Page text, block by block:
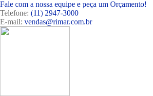
Fale com a nossa equipe e peça um Orçamento!
Telefone: (11) 2947-3000
E-mail: vendas@rimar.com.br